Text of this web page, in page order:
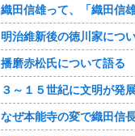
明治維新後の徳川家につ
播磨赤松氏について語る